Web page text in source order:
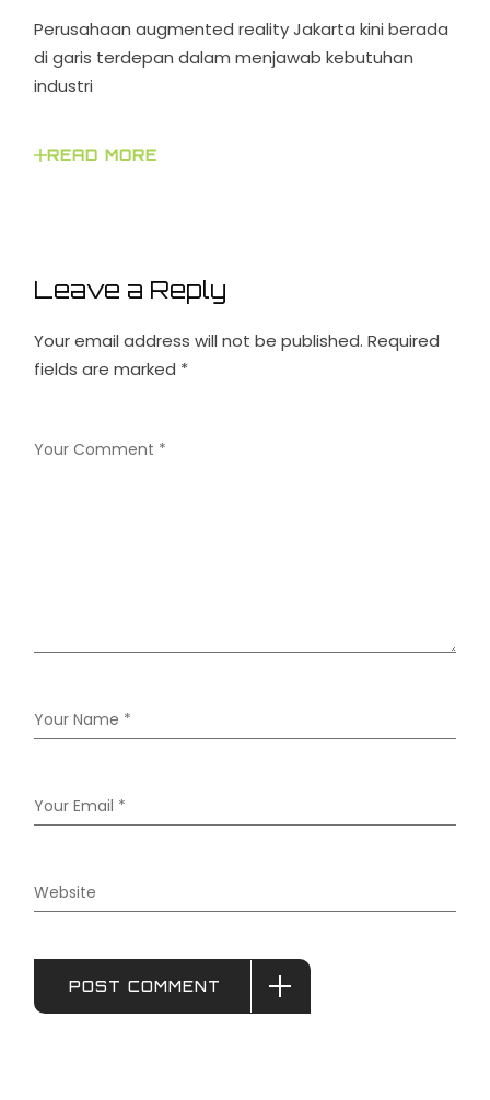
Perusahaan augmented reality Jakarta kini berada
di garis terdepan dalam menjawab kebutuhan
industri
READ MORE
Leave a Reply
Your email address will not be published. Required
fields are marked *
POST COMMENT